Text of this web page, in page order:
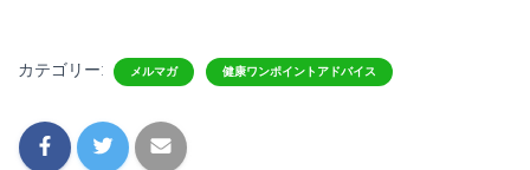
カテゴリー: メルマガ 健康ワンポイントアドバイス